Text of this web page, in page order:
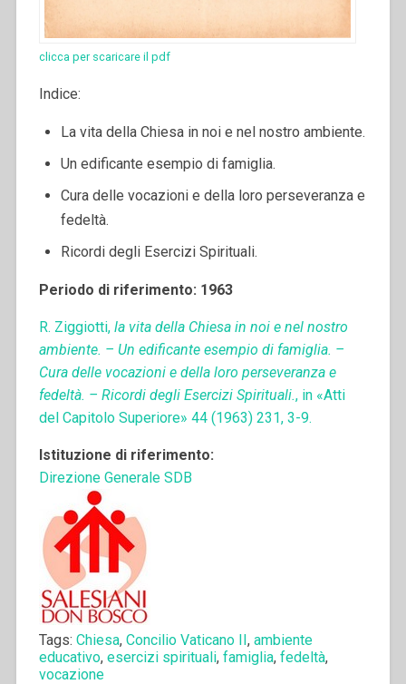
clicca per scaricare il pdf
Indice:
La vita della Chiesa in noi e nel nostro ambiente.
Un edificante esempio di famiglia.
Cura delle vocazioni e della loro perseveranza e
fedeltà.
Ricordi degli Esercizi Spirituali.
Periodo di riferimento: 1963
R. Ziggiotti,la vita della Chiesa in noi e nel nostro
ambiente. – Un edificante esempio di famiglia. –
Cura delle vocazioni e della loro perseveranza e
fedeltà. – Ricordi degli Esercizi Spirituali., in «Atti
del Capitolo Superiore» 44 (1963) 231, 3-9.
Istituzione di riferimento:
Direzione Generale SDB
Tags: Chiesa, Concilio Vaticano II, ambiente
educativo, esercizi spirituali, famiglia, fedeltà,
vocazione